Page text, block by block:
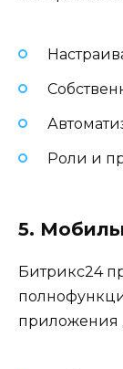
Роли и
5.
Битрикс24
приложения